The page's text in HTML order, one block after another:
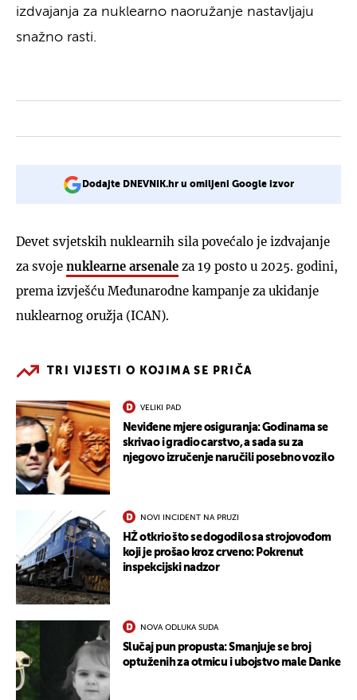
izdvajanja za nuklearno naoružanje nastavljaju
snažno rasti.
Dodajte DNEVNIK.hr u omiljeni Google izvor
Devet svjetskih nuklearnih sila povećalo je izdvajanje
za svoje nuklearne arsenale za 19 posto u 2025. godini,
prema izvješću Međunarodne kampanje za ukidanje
nuklearnog oružja (ICAN).
TRI VIJESTI O KOJIMA SE PRIČA
VELIKI PAD
Neviđene mjere osiguranja: Godinama se
skrivao i gradio carstvo, a sada su za
njegovo izručenje naručili posebno vozilo
NOVI INCIDENT NA PRUZI
HŽ otkrio što se dogodilo sa strojovođom
koji je prošao kroz crveno: Pokrenut
inspekcijski nadzor
NOVA ODLUKA SUDA
Slučaj pun propusta: Smanjuje se broj
optuženih za otmicu i ubojstvo male Danke